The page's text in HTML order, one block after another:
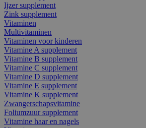
Ijzer supplement
Zink supplement
Vitaminen
Multivitaminen
Vitaminen voor kinderen
Vitamine A supplement
Vitamine B supplement
Vitamine C supplement
Vitamine D supplement
Vitamine E supplement
Vitamine K supplement
Zwangerschapsvitamine
Foliumzuur supplement
Vitamine haar en nagels